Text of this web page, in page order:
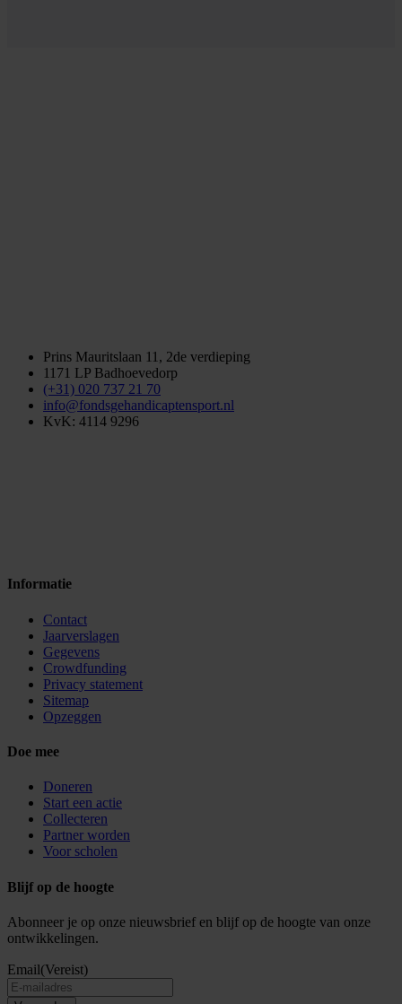
Prins Mauritslaan 11, 2de verdieping
1171 LP Badhoevedorp
(+31) 020 737 21 70
info@fondsgehandicaptensport.nl
KvK: 4114 9296
Informatie
Contact
Jaarverslagen
Gegevens
Crowdfunding
Privacy statement
Sitemap
Opzeggen
Doe mee
Doneren
Start een actie
Collecteren
Partner worden
Voor scholen
Blijf op de hoogte
Abonneer je op onze nieuwsbrief en blijf op de hoogte van onze
ontwikkelingen.
Email(Vereist)